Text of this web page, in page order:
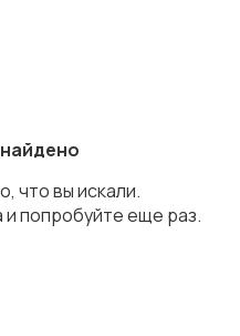
что вы искали.
и попробуйте еще раз.